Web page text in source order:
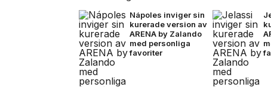
Nápoles inviger sin
kurerade version av
ARENA by Zalando
med personliga
favoriter